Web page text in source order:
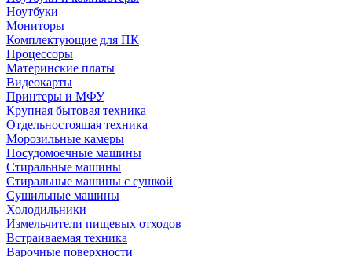
Ноутбуки
Мониторы
Комплектующие для ПК
Процессоры
Материнские платы
Видеокарты
Принтеры и МФУ
Крупная бытовая техника
Отдельностоящая техника
Морозильные камеры
Посудомоечные машины
Стиральные машины
Стиральные машины с сушкой
Сушильные машины
Холодильники
Измельчители пищевых отходов
Встраиваемая техника
Варочные поверхности